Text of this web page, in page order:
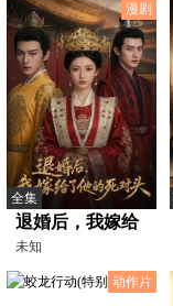
漫剧
全集
退婚后，我嫁给
了他的死对头
未知
动作片